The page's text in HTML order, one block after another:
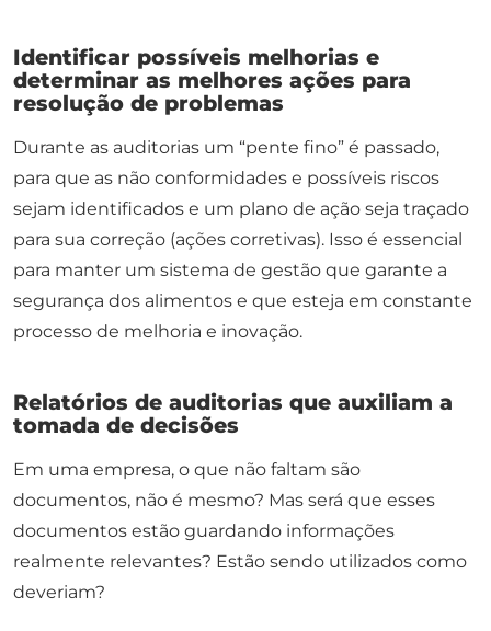
Identificar possíveis melhorias e
determinar as melhores ações para
resolução de problemas
Durante as auditorias um “pente fino” é passado,
para que as não conformidades e possíveis riscos
sejam identificados e um plano de ação seja traçado
para sua correção (ações corretivas). Isso é essencial
para manter um sistema de gestão que garante a
segurança dos alimentos e que esteja em constante
processo de melhoria e inovação.
Relatórios de auditorias que auxiliam a
tomada de decisões
Em uma empresa, o que não faltam são
documentos, não é mesmo? Mas será que esses
documentos estão guardando informações
realmente relevantes? Estão sendo utilizados como
deveriam?